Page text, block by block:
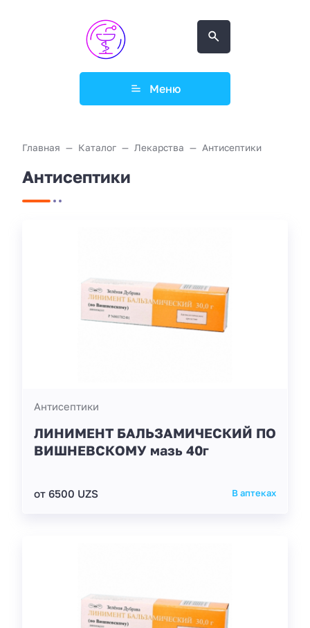
Меню
Главная Каталог Лекарства Антисептики
Антисептики
Антисептики
ЛИНИМЕНТ БАЛЬЗАМИЧЕСКИЙ ПО
ВИШНЕВСКОМУ мазь 40г
от 6500 UZS В аптеках